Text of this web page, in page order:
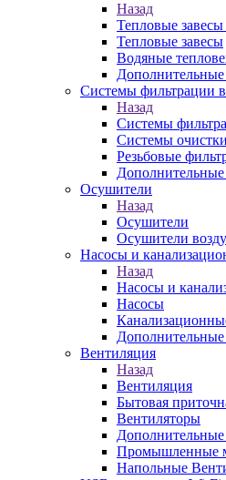
Назад
Тепловые
Тепловые завесы
Водяные
Дополнительные
Системы фильтрации
Назад
Системы
Системы
Резьбовые
Осушители
Назад
Осушители
Осушители
Насосы и
Назад
Насосы и
Насосы
Дополнительные
Вентиляция
Назад
Вентиляция
Бытовая
Вентиляторы
Промышленные
Напольные